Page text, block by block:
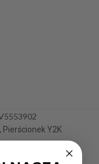
, Pierścionek Y2K